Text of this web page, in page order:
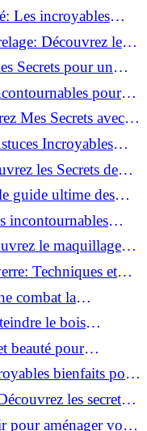
Les incroyables
Découvrez les
Secrets pour un
pour
Mes Secrets avec le
Incroyables
les Secrets de
guide ultime des
incontournables
le maquillage
Techniques et
combat la
le bois
beauté pour
bienfaits pour
les secrets
pour aménager votre